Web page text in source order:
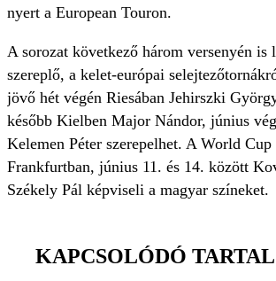
nyert a European Touron.
A sorozat következő három versenyén is
szereplő, a kelet-európai
jövő hét végén Riesában Jehirszki
később Kielben Major Nándor, június
Kelemen Péter szerepelhet. A World
Frankfurtban, június 11. és 14. között
Székely Pál képviseli a magyar színeket.
KAPCSOLÓDÓ